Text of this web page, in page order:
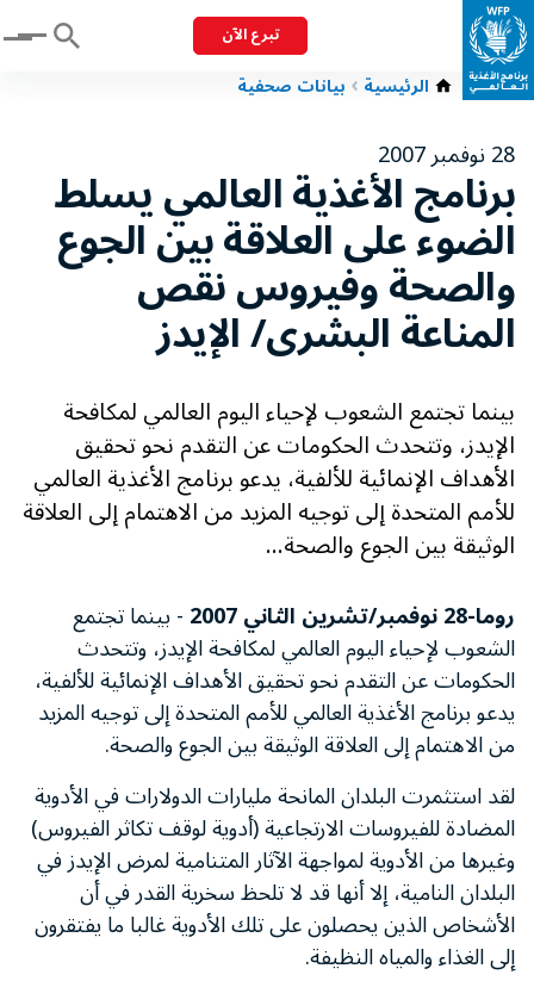
تبرع الآن Menu
الرئيسية بيانات صحفية
28 نوفمبر 2007
برنامج الأغذية العالمي يسلط
الضوء على العلاقة بين الجوع
والصحة وفيروس نقص
المناعة البشرى/ الإيدز
بينما تجتمع الشعوب لإحياء اليوم العالمي لمكافحة
الإيدز، وتتحدث الحكومات عن التقدم نحو تحقيق
الأهداف الإنمائية للألفية، يدعو برنامج الأغذية العالمي
للأمم المتحدة إلى توجيه المزيد من الاهتمام إلى العلاقة
الوثيقة بين الجوع والصحة...
روما-28 نوفمبر/تشرين الثاني 2007 - بينما تجتمع
الشعوب لإحياء اليوم العالمي لمكافحة الإيدز، وتتحدث
الحكومات عن التقدم نحو تحقيق الأهداف الإنمائية للألفية،
يدعو برنامج الأغذية العالمي للأمم المتحدة إلى توجيه المزيد
من الاهتمام إلى العلاقة الوثيقة بين الجوع والصحة.
لقد استثمرت البلدان المانحة مليارات الدولارات في الأدوية
المضادة للفيروسات الارتجاعية (أدوية لوقف تكاثر الفيروس)
وغيرها من الأدوية لمواجهة الآثار المتنامية لمرض الإيدز في
البلدان النامية، إلا أنها قد لا تلحظ سخرية القدر في أن
الأشخاص الذين يحصلون على تلك الأدوية غالبا ما يفتقرون
إلى الغذاء والمياه النظيفة.